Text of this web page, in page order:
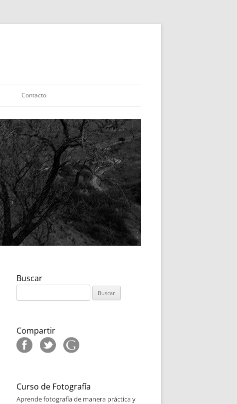
Contacto
Buscar
Compartir
Curso de Fotografía
Aprende fotografía de manera práctica y